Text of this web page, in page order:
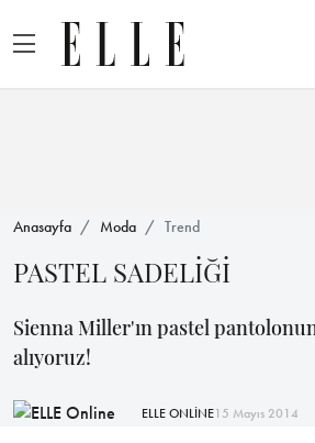
Anasayfa Moda Trend
PASTEL SADELİĞİ
Sienna Miller'ın pastel
alıyoruz!
ELLE ONLİNE15 Mayıs 2014